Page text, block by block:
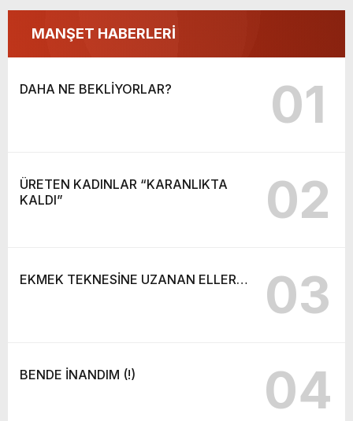
MANŞET HABERLERİ
DAHA NE BEKLİYORLAR? 01
ÜRETEN KADINLAR “KARANLIKTA
KALDI”
02
EKMEK TEKNESİNE UZANAN ELLER… 03
BENDE İNANDIM (!) 04